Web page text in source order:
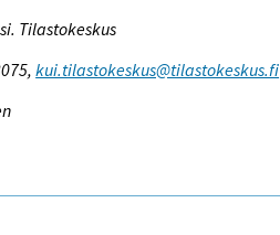
Tilastokeskus
kui.tilastokeskus@tilastokeskus.fi